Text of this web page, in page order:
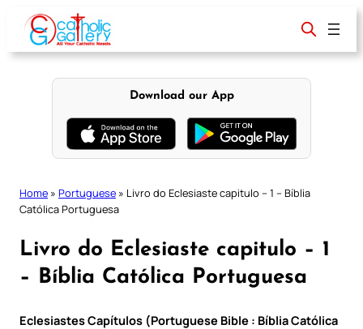
content
Download our App
Home » Portuguese » Livro do Eclesiaste capitulo – 1 – Bíblia
Católica Portuguesa
Livro do Eclesiaste capitulo – 1
– Bíblia Católica Portuguesa
Eclesiastes Capítulos (Portuguese Bible : Bíblia Católica